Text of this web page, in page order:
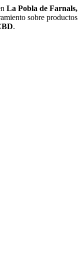
La Pobla de Farnals,
sobre productos
.